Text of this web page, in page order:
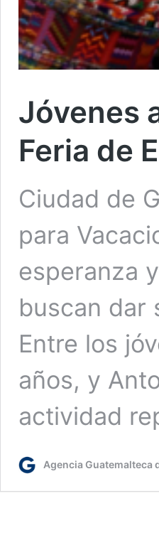
Jóvenes
Feria de
Ciudad de
para
esperanza
buscan dar
Entre los
años, y
actividad
Agencia Guatemalteca